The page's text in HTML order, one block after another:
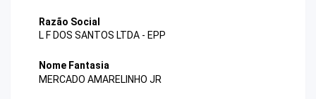
Razão Social
L F DOS SANTOS LTDA - EPP
Nome Fantasia
MERCADO AMARELINHO JR